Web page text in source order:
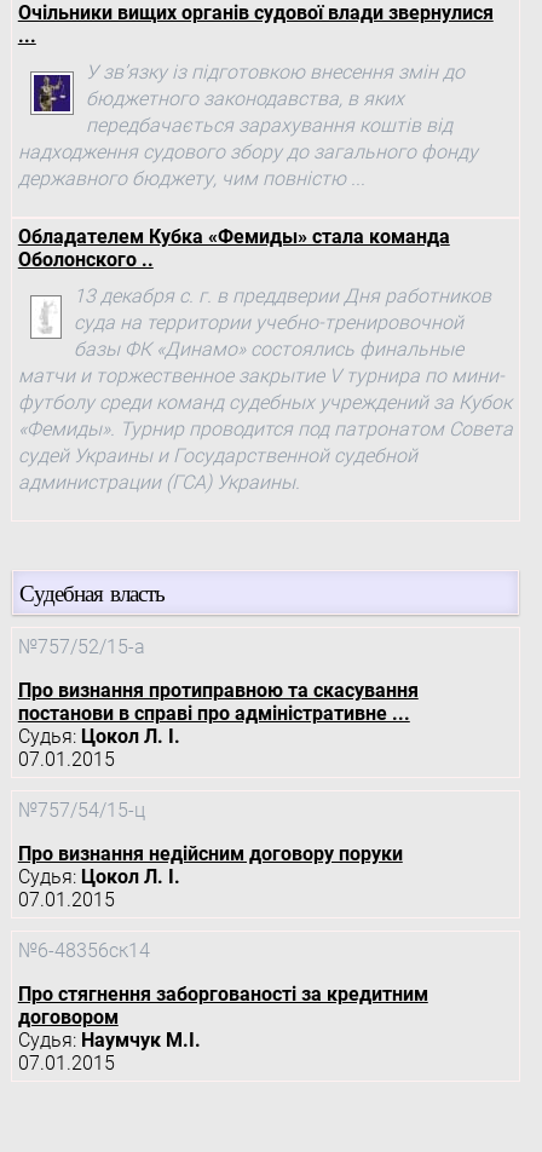
Очільники вищих органів судової влади звернулися
...
У зв’язку із підготовкою внесення змін до
бюджетного законодавства, в яких
передбачається зарахування коштів від
надходження судового збору до загального фонду
державного бюджету, чим повністю ...
Обладателем Кубка «Фемиды» стала команда
Оболонского ..
13 декабря с. г. в преддверии Дня работников
суда на территории учебно-тренировочной
базы ФК «Динамо» состоялись финальные
матчи и торжественное закрытие V турнира по мини-
футболу среди команд судебных учреждений за Кубок
«Фемиды». Турнир проводится под патронатом Совета
судей Украины и Государственной судебной
администрации (ГСА) Украины.
Судебная власть
№757/52/15-а
Про визнання протиправною та скасування
постанови в справі про адміністративне ...
Судья: Цокол Л. І.
07.01.2015
№757/54/15-ц
Про визнання недійсним договору поруки
Судья: Цокол Л. І.
07.01.2015
№6-48356ск14
Про стягнення заборгованості за кредитним
договором
Судья: Наумчук М.І.
07.01.2015